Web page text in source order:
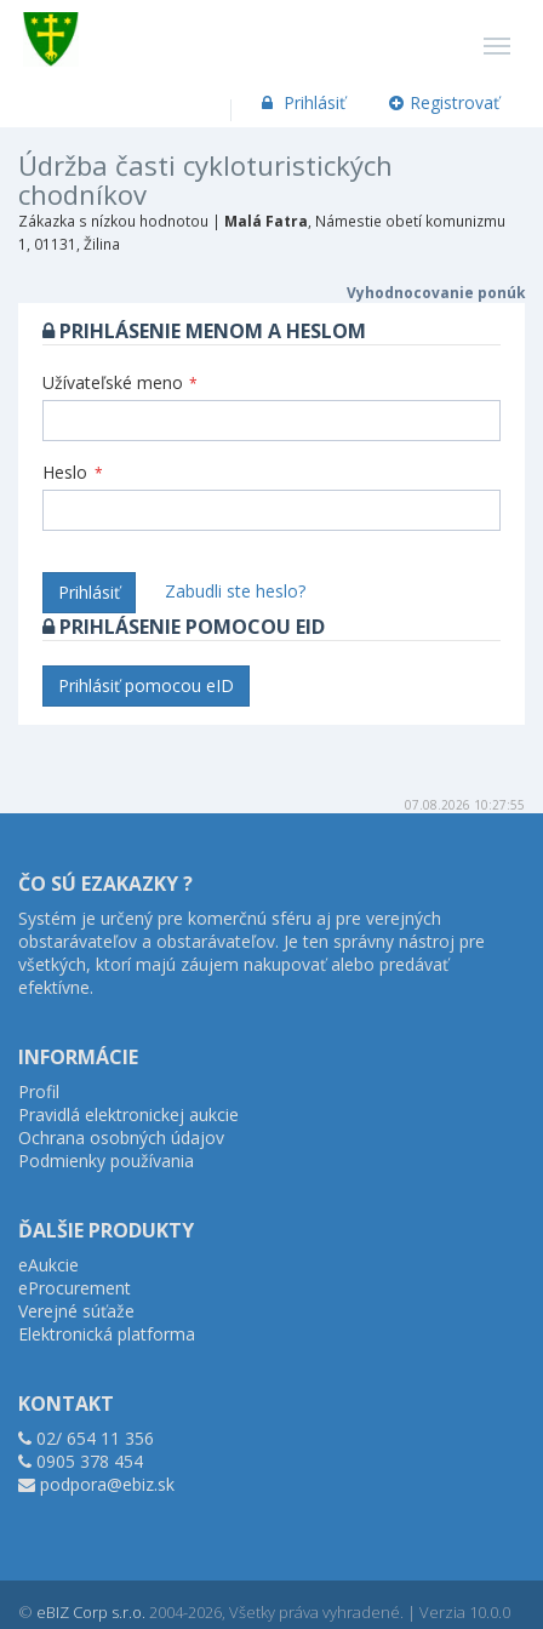
Prihlásiť Registrovať
Údržba časti cykloturistických
chodníkov
Zákazka s nízkou hodnotou | Malá Fatra , Námestie obetí komunizmu
1, 01131, Žilina
Vyhodnocovanie ponúk
PRIHLÁSENIE MENOM A HESLOM
Užívateľské meno *
Heslo *
Prihlásiť Zabudli ste heslo?
PRIHLÁSENIE POMOCOU EID
Prihlásiť pomocou eID
07.08.2026 10:27:55
ČO SÚ EZAKAZKY ?
Systém je určený pre komerčnú sféru aj pre verejných
obstarávateľov a obstarávateľov. Je ten správny nástroj pre
všetkých, ktorí majú záujem nakupovať alebo predávať
efektívne.
INFORMÁCIE
Profil
Pravidlá elektronickej aukcie
Ochrana osobných údajov
Podmienky používania
ĎALŠIE PRODUKTY
eAukcie
eProcurement
Verejné súťaže
Elektronická platforma
KONTAKT
02/ 654 11 356
0905 378 454
podpora@ebiz.sk
© eBIZ Corp s.r.o. 2004-2026, Všetky práva vyhradené. | Verzia 10.0.0